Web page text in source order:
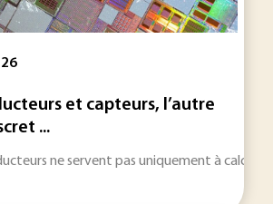
et capteurs, l’autre
...
ne servent pas uniquement à